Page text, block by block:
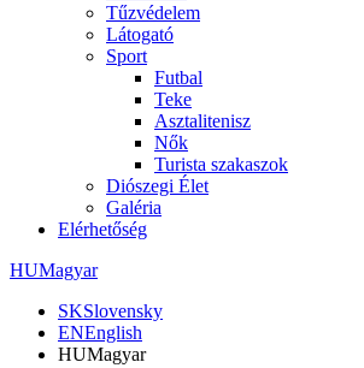
Tűzvédelem
Látogató
Sport
Futbal
Teke
Asztalitenisz
Nők
Turista szakaszok
Diószegi Élet
Galéria
Elérhetőség
HUMagyar
SKSlovensky
ENEnglish
HUMagyar